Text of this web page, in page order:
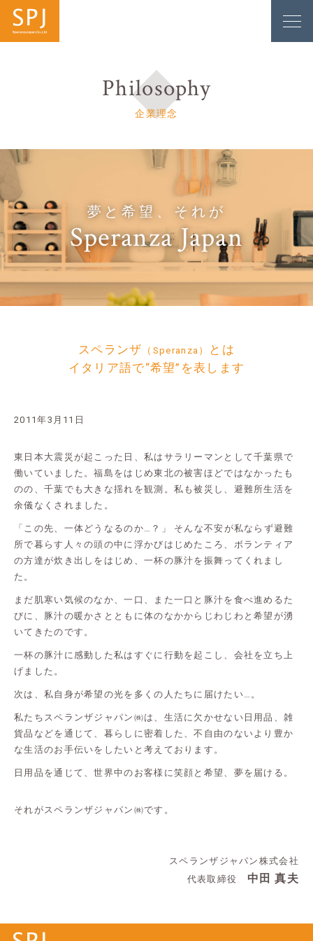
Philosophy
企業理念
夢と希望、それが
Speranza Japan
スペランザ （Speranza）
とは
イタリア語で“希望”を表します
2011年3月11日
東日本大震災が起こった日、私はサラリーマンとして千葉県で
働いていました。福島をはじめ東北の被害ほどではなかったも
のの、千葉でも大きな揺れを観測。私も被災し、避難所生活を
余儀なくされました。
「この先、一体どうなるのか…？」 そんな不安が私ならず避難
所で暮らす人々の頭の中に浮かびはじめたころ、ボランティア
の方達が炊き出しをはじめ、一杯の豚汁を振舞ってくれまし
た。
まだ肌寒い気候のなか、一口、また一口と豚汁を食べ進めるた
びに、豚汁の暖かさとともに体のなかからじわじわと希望が湧
いてきたのです。
一杯の豚汁に感動した私はすぐに行動を起こし、会社を立ち上
げました。
次は、私自身が希望の光を多くの人たちに届けたい…。
私たちスペランザジャパン㈱は、生活に欠かせない日用品、雑
貨品などを通じて、暮らしに密着した、不自由のないより豊か
な生活のお手伝いをしたいと考えております。
日用品を通じて、世界中のお客様に笑顔と希望、夢を届ける。
それがスペランザジャパン㈱です。
スペランザジャパン株式会社
代表取締役 中田 真夫